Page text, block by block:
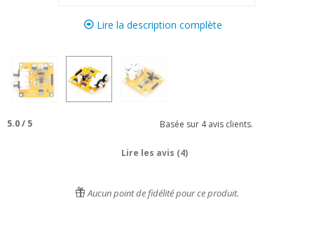
Lire la description complète
5.0/ 5 Basée sur 4avis clients.
Lire les avis (4)
Aucun point de fidélité pour ce produit.